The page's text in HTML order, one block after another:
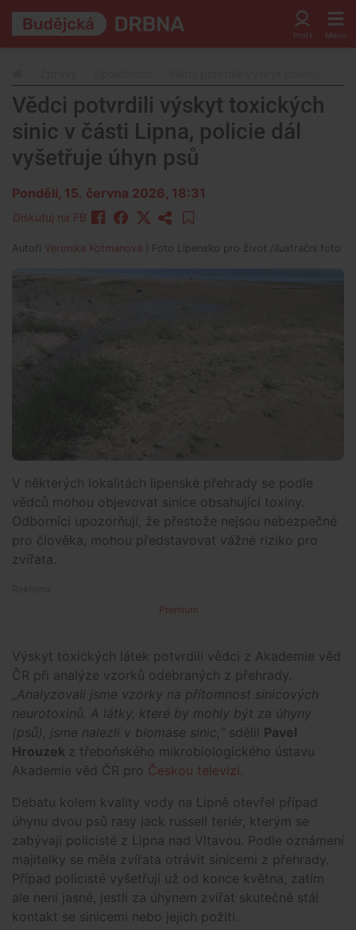
Vědci potvrdili výskyt toxických
sinic v části Lipna, policie dál
vyšetřuje úhyn psů
Pondělí, 15. června 2026, 18:31
Diskutuj na FB
Autoři Veronika Kotmanová | Foto Lipensko pro život /ilustrační foto
V některých lokalitách lipenské přehrady se podle
vědců mohou objevovat sinice obsahující toxiny.
Odborníci upozorňují, že přestože nejsou nebezpečné
pro člověka, mohou představovat vážné riziko pro
zvířata.
Premium
Výskyt toxických látek potvrdili vědci z Akademie věd
ČR při analýze vzorků odebraných z přehrady.
„Analyzovali jsme vzorky na přítomnost sinicových
neurotoxinů. A látky, které by mohly být za úhyny
(psů), jsme nalezli v biomase sinic,“ sdělil Pavel
Hrouzek z třeboňského mikrobiologického ústavu
Akademie věd ČR pro Českou televizi .
Debatu kolem kvality vody na Lipně otevřel případ
úhynu dvou psů rasy jack russell teriér, kterým se
zabývají policisté z Lipna nad Vltavou. Podle oznámení
majitelky se měla zvířata otrávit sinicemi z přehrady.
Případ policisté vyšetřují už od konce května, zatím
ale není jasné, jestli za úhynem zvířat skutečně stál
kontakt se sinicemi nebo jejich požití.